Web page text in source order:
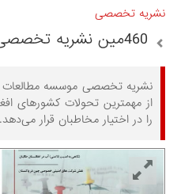
نشریه تخصصی
460مین نشریه تخصصی "مطالعات شرق"
نشریه تخصصی موسسه مطالعات
از مهمترین تحولات کشورهای
را در اختیار مخاطبان قرار می‌دهد.